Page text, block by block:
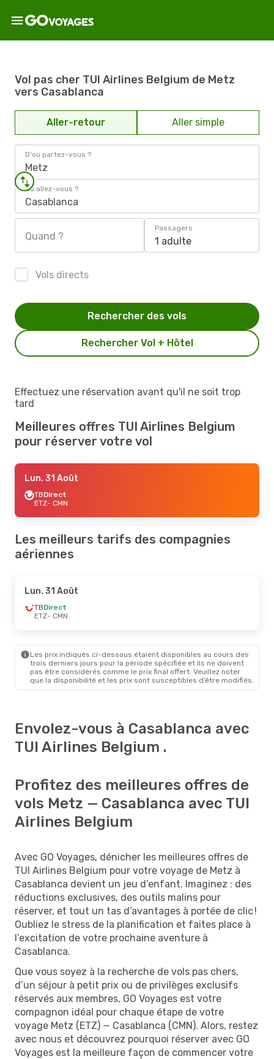
Vol pas cher TUI Airlines Belgium de Metz
vers Casablanca
Aller-retour Aller simple
D'où partez-vous ?
Metz
Où allez-vous ?
Casablanca
Quand ?
Passagers
1 adulte
Vols directs
Rechercher Vol + Hôtel
Rechercher des vols
Effectuez une réservation avant qu'il ne soit trop
tard
Meilleures offres TUI Airlines Belgium
pour réserver votre vol
Lun. 31 Août
TBDirect
ETZ- CMN
Les meilleurs tarifs des compagnies
aériennes
Lun. 31 Août
TBDirect
ETZ- CMN
Les prix indiqués ci-dessous étaient disponibles au cours des
trois derniers jours pour la période spécifiée et ils ne doivent
pas être considérés comme le prix final offert. Veuillez noter
que la disponibilité et les prix sont susceptibles d’être modifiés.
Envolez-vous à Casablanca avec
TUI Airlines Belgium .
Profitez des meilleures offres de
vols Metz — Casablanca avec TUI
Airlines Belgium
Avec GO Voyages, dénicher les meilleures offres de
TUI Airlines Belgium pour votre voyage de Metz à
Casablanca devient un jeu d’enfant. Imaginez : des
réductions exclusives, des outils malins pour
réserver, et tout un tas d’avantages à portée de clic !
Oubliez le stress de la planification et faites place à
l’excitation de votre prochaine aventure à
Casablanca.
Que vous soyez à la recherche de vols pas chers,
d’un séjour à petit prix ou de privilèges exclusifs
réservés aux membres, GO Voyages est votre
compagnon idéal pour chaque étape de votre
voyage Metz (ETZ) — Casablanca (CMN). Alors, restez
avec nous et découvrez pourquoi réserver avec GO
Voyages est la meilleure façon de commencer votre